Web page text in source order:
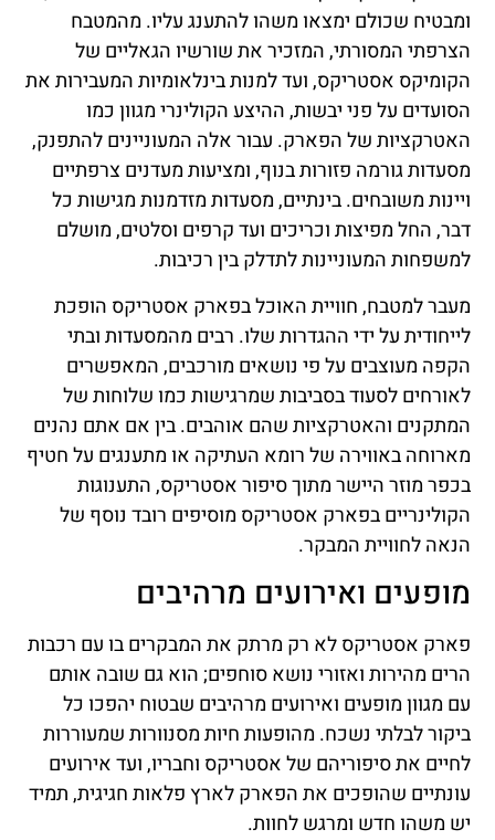
ומבטיח שכולם ימצאו משהו להתענג עליו. מהמטבח
הצרפתי המסורתי, המזכיר את שורשיו הגאליים של
הקומיקס אסטריקס, ועד למנות בינלאומיות המעבירות את
הסועדים על פני יבשות, ההיצע הקולינרי מגוון כמו
האטרקציות של הפארק. עבור אלה המעוניינים להתפנק,
מסעדות גורמה פזורות בנוף, ומציעות מעדנים צרפתיים
ויינות משובחים. בינתיים, מסעדות מזדמנות מגישות כל
דבר, החל מפיצות וכריכים ועד קרפים וסלטים, מושלם
למשפחות המעוניינות לתדלק בין רכיבות.
מעבר למטבח, חוויית האוכל בפארק אסטריקס הופכת
לייחודית על ידי ההגדרות שלו. רבים מהמסעדות ובתי
הקפה מעוצבים על פי נושאים מורכבים, המאפשרים
לאורחים לסעוד בסביבות שמרגישות כמו שלוחות של
המתקנים והאטרקציות שהם אוהבים. בין אם אתם נהנים
מארוחה באווירה של רומא העתיקה או מתענגים על חטיף
בכפר מוזר היישר מתוך סיפור אסטריקס, התענוגות
הקולינריים בפארק אסטריקס מוסיפים רובד נוסף של
הנאה לחוויית המבקר.
מופעים ואירועים מרהיבים
פארק אסטריקס לא רק מרתק את המבקרים בו עם רכבות
הרים מהירות ואזורי נושא סוחפים; הוא גם שובה אותם
עם מגוון מופעים ואירועים מרהיבים שבטוח יהפכו כל
ביקור לבלתי נשכח. מהופעות חיות מסנוורות שמעוררות
לחיים את סיפוריהם של אסטריקס וחבריו, ועד אירועים
עונתיים שהופכים את הפארק לארץ פלאות חגיגית, תמיד
יש משהו חדש ומרגש לחוות.